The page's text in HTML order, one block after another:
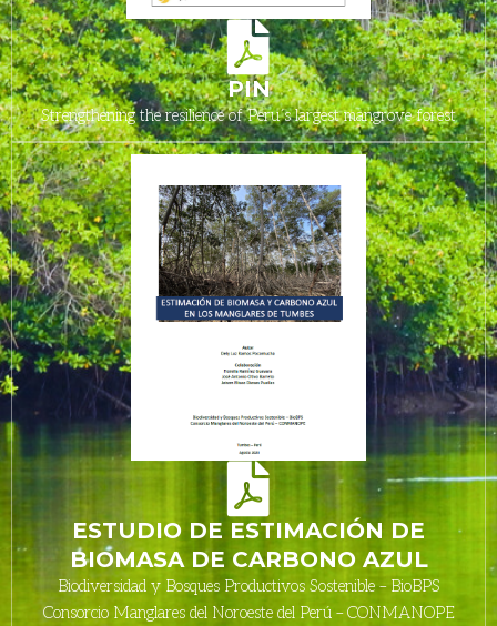
PIN
Strengthening the resilience of Peru´s largest mangrove forest
ESTUDIO DE ESTIMACIÓN DE
BIOMASA DE CARBONO AZUL
Biodiversidad y Bosques Productivos Sostenible – BioBPS
Consorcio Manglares del Noroeste del Perú – CONMANOPE